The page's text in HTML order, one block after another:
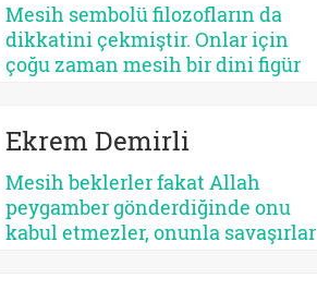
işlemez. Bazısı insanı
olgunlaştırır, bazısı sertleştirir.
Bazısı dayanıklılık üretir, bazısı
Mesih sembolü filozofların da
dikkatini çekmiştir. Onlar için
çoğu zaman mesih bir dini figür
olarak düşünürken, kimileri onun
ideolojilerde yaşamaya devam
ettiğini savunur.
Ekrem Demirli
Mesih beklerler fakat Allah
peygamber gönderdiğinde onu
kabul etmezler, onunla savaşırlar